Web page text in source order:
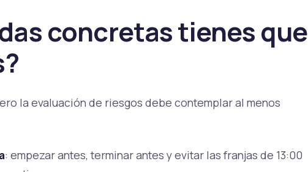
concretas tienes que
la evaluación de riesgos debe contemplar al menos
: empezar antes, terminar antes y evitar las franjas de 13:00